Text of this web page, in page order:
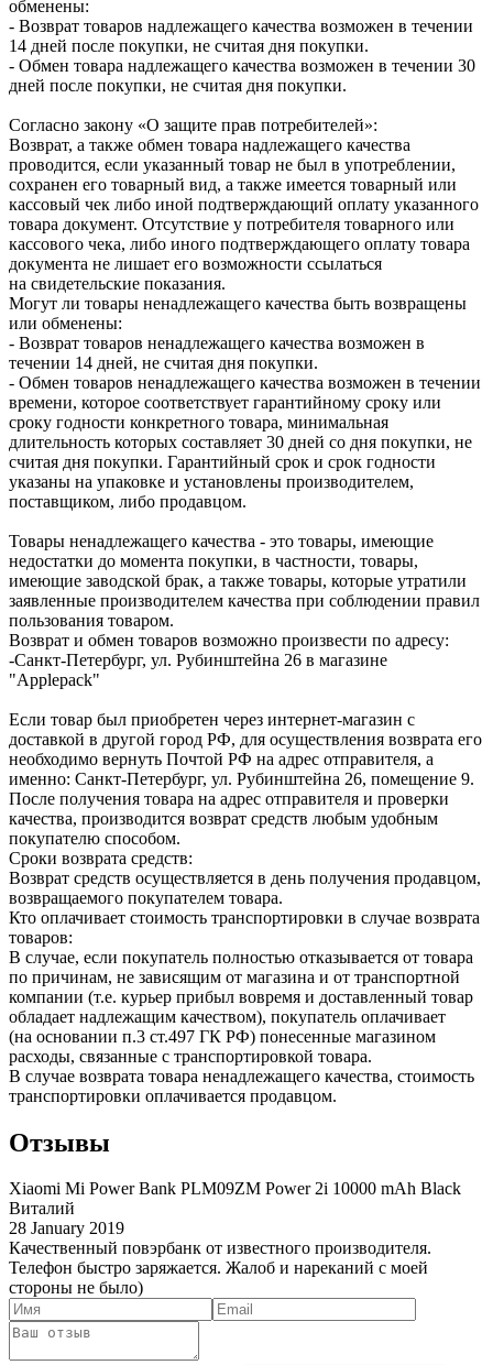
обменены:
- Возврат товаров надлежащего качества возможен в течении
14 дней после покупки, не считая дня покупки.
- Обмен товара надлежащего качества возможен в течении 30
дней после покупки, не считая дня покупки.
Согласно закону «О защите прав потребителей»:
Возврат, а также обмен товара надлежащего качества
проводится, если указанный товар не был в употреблении,
сохранен его товарный вид, а также имеется товарный или
кассовый чек либо иной подтверждающий оплату указанного
товара документ. Отсутствие у потребителя товарного или
кассового чека, либо иного подтверждающего оплату товара
документа не лишает его возможности ссылаться
на свидетельские показания.
Могут ли товары ненадлежащего качества быть возвращены
или обменены:
- Возврат товаров ненадлежащего качества возможен в
течении 14 дней, не считая дня покупки.
- Обмен товаров ненадлежащего качества возможен в течении
времени, которое соответствует гарантийному сроку или
сроку годности конкретного товара, минимальная
длительность которых составляет 30 дней со дня покупки, не
считая дня покупки. Гарантийный срок и срок годности
указаны на упаковке и установлены производителем,
поставщиком, либо продавцом.
Товары ненадлежащего качества - это товары, имеющие
недостатки до момента покупки, в частности, товары,
имеющие заводской брак, а также товары, которые утратили
заявленные производителем качества при соблюдении правил
пользования товаром.
Возврат и обмен товаров возможно произвести по адресу:
-Санкт-Петербург, ул. Рубинштейна 26 в магазине
"Applepack"
Если товар был приобретен через интернет-магазин с
доставкой в другой город РФ, для осуществления возврата его
необходимо вернуть Почтой РФ на адрес отправителя, а
именно: Санкт-Петербург, ул. Рубинштейна 26, помещение 9.
После получения товара на адрес отправителя и проверки
качества, производится возврат средств любым удобным
покупателю способом.
Сроки возврата средств:
Возврат средств осуществляется в день получения продавцом,
возвращаемого покупателем товара.
Кто оплачивает стоимость транспортировки в случае возврата
товаров:
В случае, если покупатель полностью отказывается от товара
по причинам, не зависящим от магазина и от транспортной
компании (т.е. курьер прибыл вовремя и доставленный товар
обладает надлежащим качеством), покупатель оплачивает
(на основании п.3 ст.497 ГК РФ) понесенные магазином
расходы, связанные с транспортировкой товара.
В случае возврата товара ненадлежащего качества, стоимость
транспортировки оплачивается продавцом.
Отзывы
Xiaomi Mi Power Bank PLM09ZM Power 2i 10000 mAh Black
Виталий
28 January 2019
Качественный повэрбанк от известного производителя.
Телефон быстро заряжается. Жалоб и нареканий с моей
стороны не было)